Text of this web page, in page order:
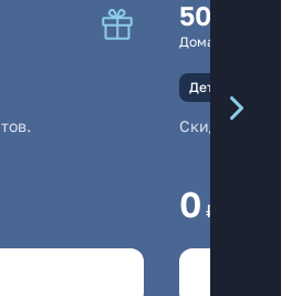
500
Домашний
Детали
Скидка
0 ₽/мес